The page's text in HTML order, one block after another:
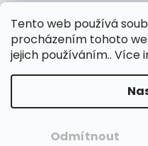
Tento web používá
procházením tohoto
jejich používáním.. Více
Odmítnout
.